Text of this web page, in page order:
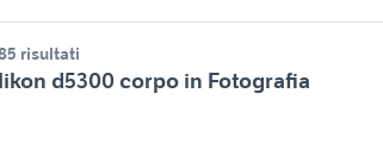
risultati
d5300 corpo in Fotografia